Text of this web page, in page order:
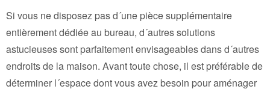
Si vous ne disposez pas d´une pièce supplémentaire
entièrement dédiée au bureau, d´autres solutions
astucieuses sont parfaitement envisageables dans d´autres
endroits de la maison. Avant toute chose, il est préférable de
déterminer l´espace dont vous avez besoin pour aménager